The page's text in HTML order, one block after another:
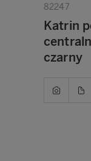
82247
Katrin
czarny